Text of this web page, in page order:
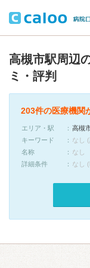
高槻市駅周辺
ミ・評判
203件の医療機関
エリア・駅
高槻
キーワード
なし
名称
なし
詳細条件
なし